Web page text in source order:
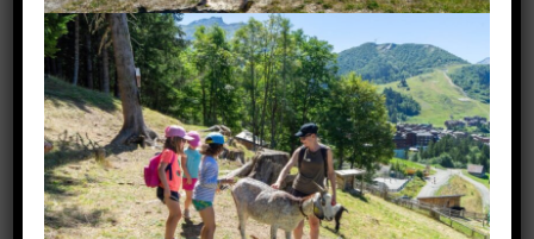
D’AIGUEBLANCHE !
ete
HÉBERGEURS
PARTICULIERS